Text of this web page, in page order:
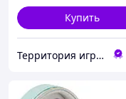
Купить
Территория игрушек